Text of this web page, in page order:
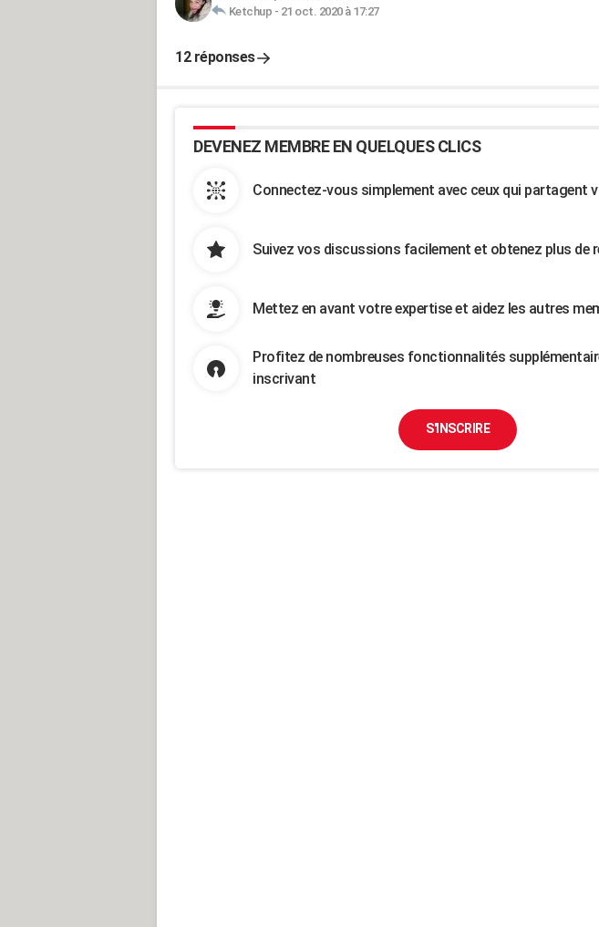
Ketchup - 21 oct. 2020 à 17:27
12 réponses
DEVENEZ MEMBRE EN QUELQUES CLICS
Connectez-vous simplement avec ceux qui partagent
Suivez vos discussions facilement et obtenez plus de
Mettez en avant votre expertise et aidez les autres
Profitez de nombreuses fonctionnalités
inscrivant
S'INSCRIRE